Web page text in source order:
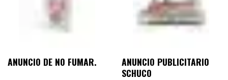
ANUNCIO DE NO FUMAR.
ANUNCIO PUBLICITARIO
SCHUCO